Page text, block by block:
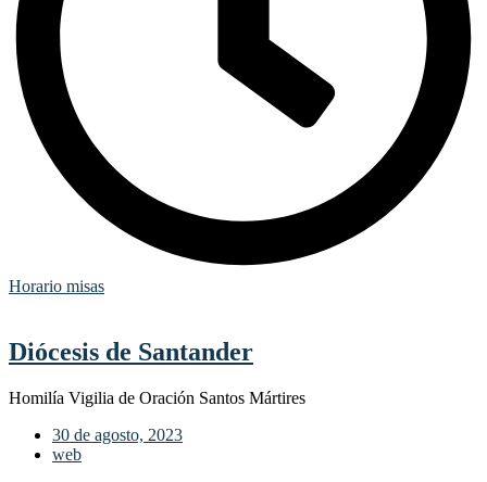
Horario misas
Diócesis de Santander
Homilía Vigilia de Oración Santos Mártires
30 de agosto, 2023
web